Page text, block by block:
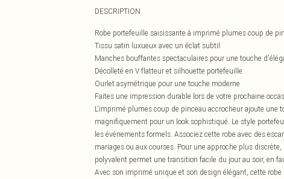
DESCRIPTION
Robe portefeuille saisissante à imprimé plumes coup de
Tissu satin luxueux avec un éclat subtil
Manches bouffantes spectaculaires pour une touche
Décolleté en V flatteur et silhouette portefeuille
Ourlet asymétrique pour une touche moderne
Faites une impression durable lors de votre prochaine
L'imprimé plumes coup de pinceau accrocheur ajoute une
magnifiquement pour un look sophistiqué. Le style
les événements formels. Associez cette robe avec des
mariages ou aux courses. Pour une approche plus
polyvalent permet une transition facile du jour au soir, en
Avec son imprimé unique et son design élégant, cette